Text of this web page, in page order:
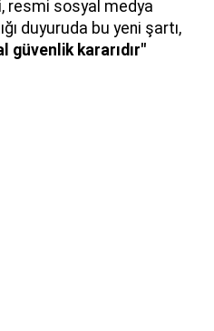
resmi sosyal medya
duyuruda bu yeni şartı,
güvenlik kararıdır"